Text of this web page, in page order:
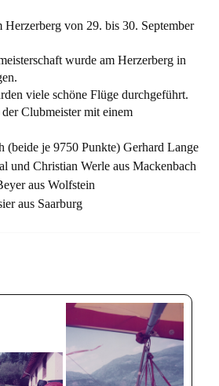
Herzerberg von 29. bis 30. September
wurde am Herzerberg in
viele schöne Flüge durchgeführt.
Clubmeister mit einem
(beide je 9750 Punkte) Gerhard Lange
und Christian Werle aus Mackenbach
aus Wolfstein
aus Saarburg